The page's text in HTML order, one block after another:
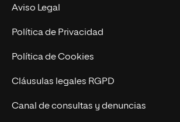
MBA
Marketing y Comunicación
Ingeniería
Diseño
Ciencias de la Salud
Contacto
Aviso Legal
Política de Privacidad
Política de Cookies
Cláusulas legales RGPD
Canal de consultas y denuncias